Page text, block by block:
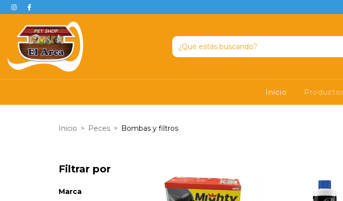
Inicio
Inicio > Peces > Bombas y filtros
Filtrar por
Marca